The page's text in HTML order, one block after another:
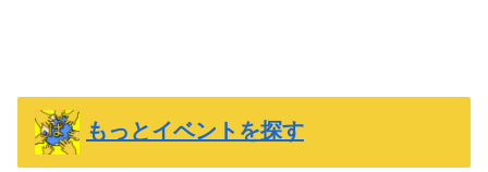
もっとイベントを探す